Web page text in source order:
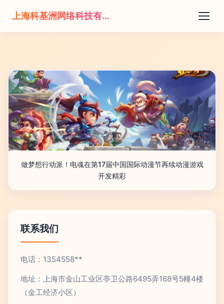
上海科基洲网络科技有限公司
做梦想行动派！电魂在第17届中国国际动漫节再续动漫游戏
开发精彩
联系我们
电话：1354558**
地址：上海市金山工业区亭卫公路6495弄168号5幢4楼
（金工经济小区）